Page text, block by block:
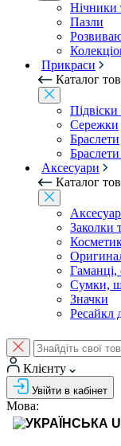
Нічники
Пазли
Прикраси
Каталог
Сережки
Браслети
Браслети
Аксесуари
Каталог
Заколки
Гаманці,
Сумки,
Значки
Ресайкл
Клієнту
Увійти в кабінет
Мова: